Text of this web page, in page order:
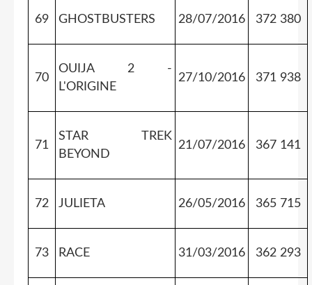
69 GHOSTBUSTERS 28/07/2016 372 380
70
OUIJA 2 -
L'ORIGINE
27/10/2016 371 938
71
STAR TREK
BEYOND
21/07/2016 367 141
72 JULIETA 26/05/2016 365 715
73 RACE 31/03/2016 362 293